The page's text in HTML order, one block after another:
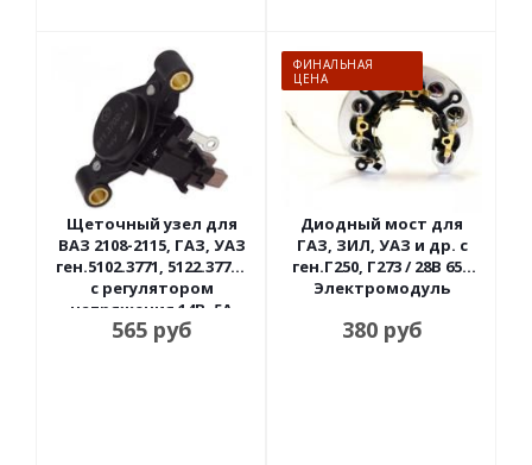
Щеточный узел для
ВАЗ 2108-2115, ГАЗ, УАЗ
ген.5102.3771, 5122.3771 /
с регулятором
напряжения 14В, 5А
Энергомаш
565руб
ФИНАЛЬНАЯ
ЦЕНА
Диодный мост для
ГАЗ, ЗИЛ, УАЗ и др. с
ген.Г250, Г273 / 28В 65А
Электромодуль
380руб